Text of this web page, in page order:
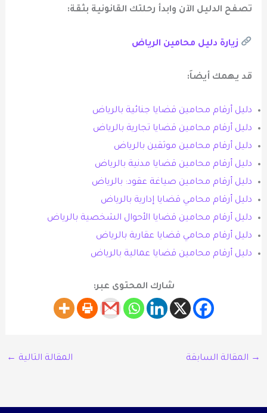
تصفح الدليل الآن وابدأ رحلتك القانونية بثقة:
زيارة دليل محامين الرياض
قد يهمك أيضاَ:
دليل أرقام محامين قضايا جنائية بالرياض
دليل أرقام محامين قضايا تجارية بالرياض
دليل أرقام محامين موثقين بالرياض
دليل أرقام محامين قضايا مدنية بالرياض
دليل أرقام محامين صياغة عقود: بالرياض
دليل أرقام محامي قضايا إدارية بالرياض
دليل أرقام محامين قضايا الأحوال الشخصية بالرياض
دليل أرقام محامي قضايا عقارية بالرياض
دليل أرقام محامين قضايا عمالية بالرياض
شارك المحتوى عبر:
→ المقالة السابقة المقالة التالية ←